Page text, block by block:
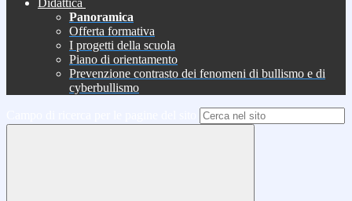
Didattica
Panoramica
Offerta formativa
I progetti della scuola
Piano di orientamento
Prevenzione contrasto dei fenomeni di bullismo e di
cyberbullismo